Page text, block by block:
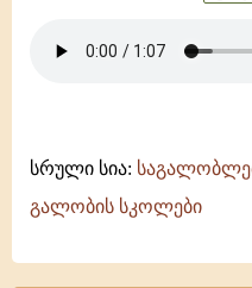
-
კილო)
სრული სია:
გალობის სკოლები